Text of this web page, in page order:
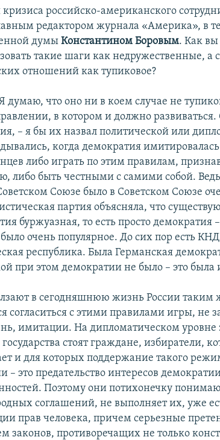
российско-американского
редактором журнала «Америка», в
думыКонстантином Боровым. Как вы
такие шаги как недружественные, а
отношений как тупиковое?
думаю, что оно ни в коем случае не
в котором и должно
– я бы их назвал политической или
когда демократия
либо играть по этим правилам,
либо быть честными с самими собой. Ведь
Союзе было в Советском Союзе
партия объясняла, что
буржуазная, то есть просто демократия
очень популярное. До сих пор есть
республика. Была Германская
при этом демократии не было – это была
в сегодняшнюю жизнь России таким
согласиться с этими правилами игры, не
имитации. На дипломатическом уровне
стоят граждане, избиратели,
и для которых поддержание такого
– это предательство интересов
Поэтому они потихонечку
соглашений, не выполняет их, уже
прав человека, причем серьезные
законов, противоречащих не только